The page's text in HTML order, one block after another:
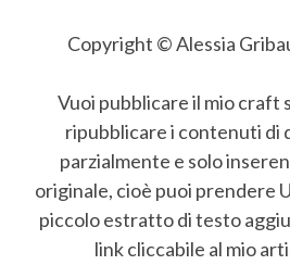
Copyright © Alessia
Vuoi pubblicare il mio craft
ripubblicare i contenuti di
parzialmente e solo
originale, cioè puoi prendere
piccolo estratto di testo
link cliccabile al mio